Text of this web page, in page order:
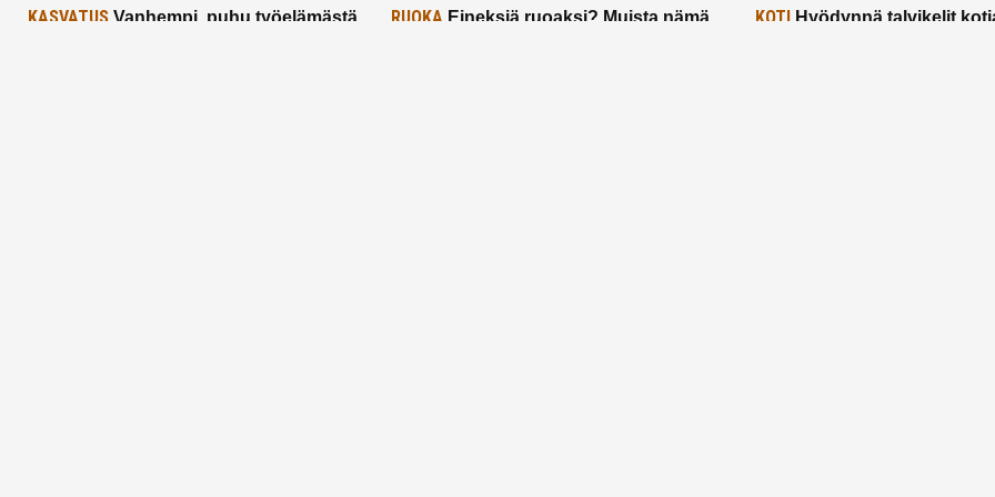
KASVATUS Vanhempi, puhu työelämästä
RUOKA Eineksiä ruoaksi? Muista nämä
KOTIHyödynnä talvikelit